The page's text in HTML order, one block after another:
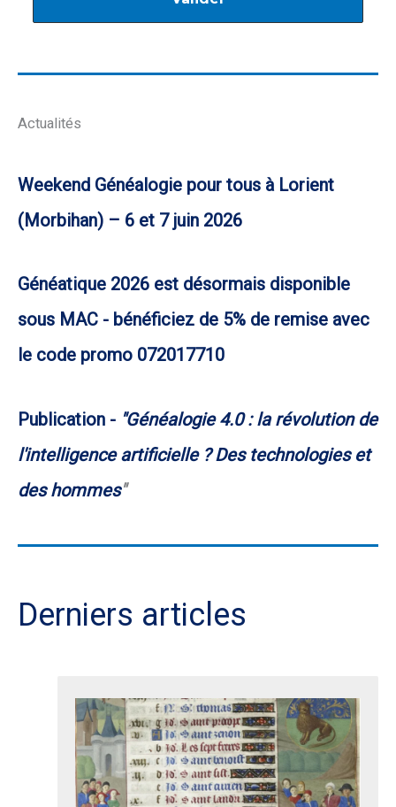
Actualités
Weekend Généalogie pour tous à Lorient
(Morbihan) – 6 et 7 juin 2026
Généatique 2026 est désormais disponible
sous MAC - bénéficiez de 5% de remise avec
le code promo 072017710
Publication - "Généalogie 4.0 : la révolution de
l'intelligence artificielle ? Des technologies et
des hommes"
Derniers articles